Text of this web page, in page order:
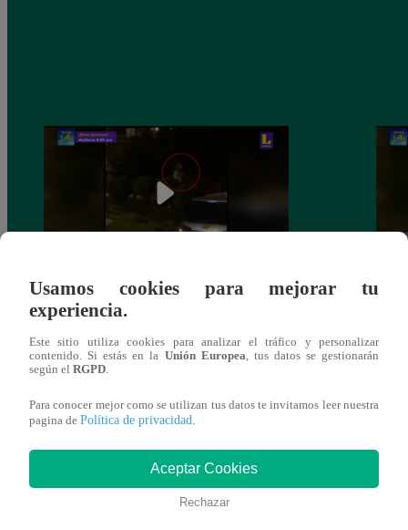
Sofía Franco ocasiona triple choque en
estado de ebriedad
También te puede
interesar
Usamos cookies para mejorar tu
experiencia.
Este sitio utiliza cookies para analizar el tráfico y personalizar
contenido. Si estás en la Unión Europea , tus datos se gestionarán
según el RGPD
Para conocer mejor como se utilizan tus datos te invitamos leer nuestra
pagina de Política de privacidad
Aceptar Cookies
Rechazar